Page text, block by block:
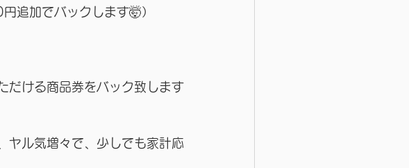
追加でバックします🤯）
だける商品券をバック致します
ヤル気増々で、少しでも家計応